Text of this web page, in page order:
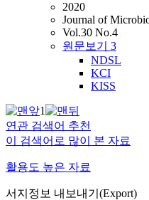
2020
Journal of
Vol.30 No.4
원문보기 3
NDSL
KCI
KISS
1
연관 검색어 추천
이 검색어로 많이 본 자료
활용도 높은 자료
서지정보 내보내기(Export)